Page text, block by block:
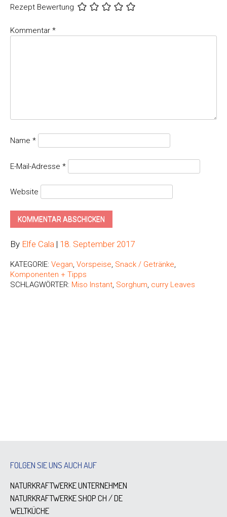
Rezept Bewertung
Kommentar *
Name *
E-Mail-Adresse *
Website
By Elfe Cala | 18. September 2017
KATEGORIE: Vegan, Vorspeise, Snack / Getränke,
Komponenten + Tipps
SCHLAGWÖRTER: Miso Instant, Sorghum, curry Leaves
FOLGEN SIE UNS AUCH AUF
NATURKRAFTWERKE UNTERNEHMEN
NATURKRAFTWERKE SHOPCH/DE
WELTKÜCHE